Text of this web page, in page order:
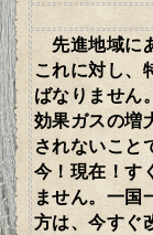
先進地域に
これに対し、
ばなりません
効果ガスの増
されないこと
今！現在！す
ません。一国
方は、今すぐ